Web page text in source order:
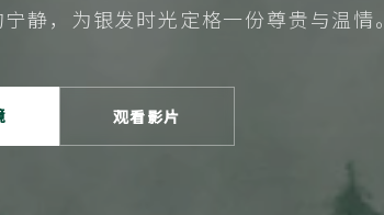
静，为银发时光定格一份尊贵与温情。
观看影片